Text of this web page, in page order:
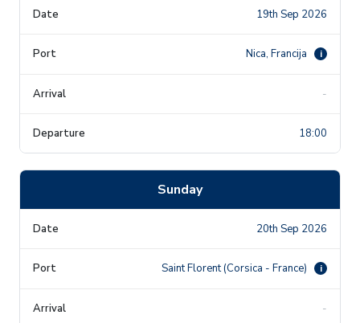
19th Sep 2026
Nica, Francija i
-
18:00
Sunday
20th Sep 2026
Saint Florent (Corsica - France) i
-